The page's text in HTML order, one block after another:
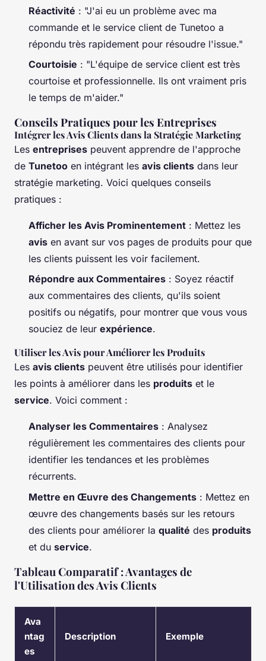
Réactivité : "J'ai eu un problème avec ma
commande et le service client de Tunetoo a
répondu très rapidement pour résoudre l'issue."
Courtoisie : "L'équipe de service client est très
courtoise et professionnelle. Ils ont vraiment pris
le temps de m'aider."
Conseils Pratiques pour les Entreprises
Intégrer les Avis Clients dans la Stratégie Marketing
Les entreprises peuvent apprendre de l'approche
de Tunetoo en intégrant les avis clients dans leur
stratégie marketing. Voici quelques conseils
pratiques :
Afficher les Avis Prominentement : Mettez les
avis en avant sur vos pages de produits pour que
les clients puissent les voir facilement.
Répondre aux Commentaires : Soyez réactif
aux commentaires des clients, qu'ils soient
positifs ou négatifs, pour montrer que vous vous
souciez de leur expérience.
Utiliser les Avis pour Améliorer les Produits
Les avis clients peuvent être utilisés pour identifier
les points à améliorer dans les produits et le
service. Voici comment :
Analyser les Commentaires : Analysez
régulièrement les commentaires des clients pour
identifier les tendances et les problèmes
récurrents.
Mettre en Œuvre des Changements : Mettez en
œuvre des changements basés sur les retours
des clients pour améliorer la qualité des produits
et du service.
Tableau Comparatif : Avantages de
l'Utilisation des Avis Clients
Ava
ntag
es
Description Exemple